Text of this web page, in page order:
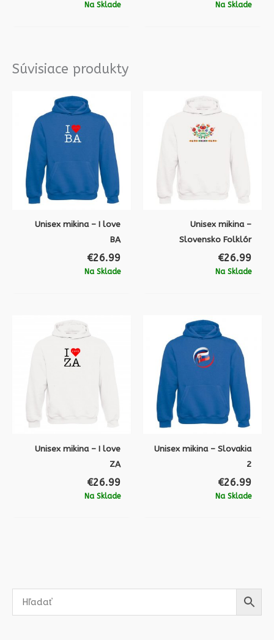
Na Sklade Na Sklade
Súvisiace produkty
Unisex mikina – I love
BA
€26.99
Na Sklade
Unisex mikina –
Slovensko Folklór
€26.99
Na Sklade
Unisex mikina – I love
ZA
€26.99
Na Sklade
Unisex mikina – Slovakia
2
€26.99
Na Sklade